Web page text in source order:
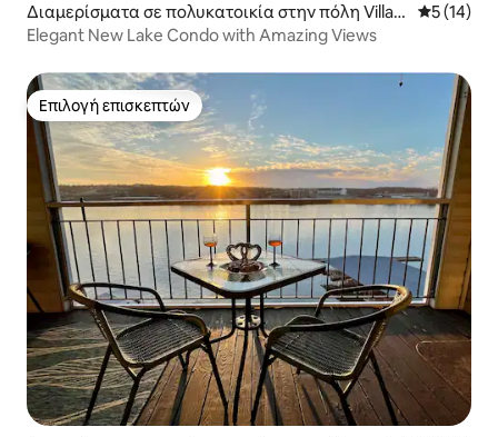
Διαμερίσματα σε πολυκατοικία στην πόλη Villag
e of Four Seasons
Μέση
5 (14)
Elegant New Lake Condo with Amazing Views
Επιλογή επισκεπτών
Επιλογή επισκεπτών